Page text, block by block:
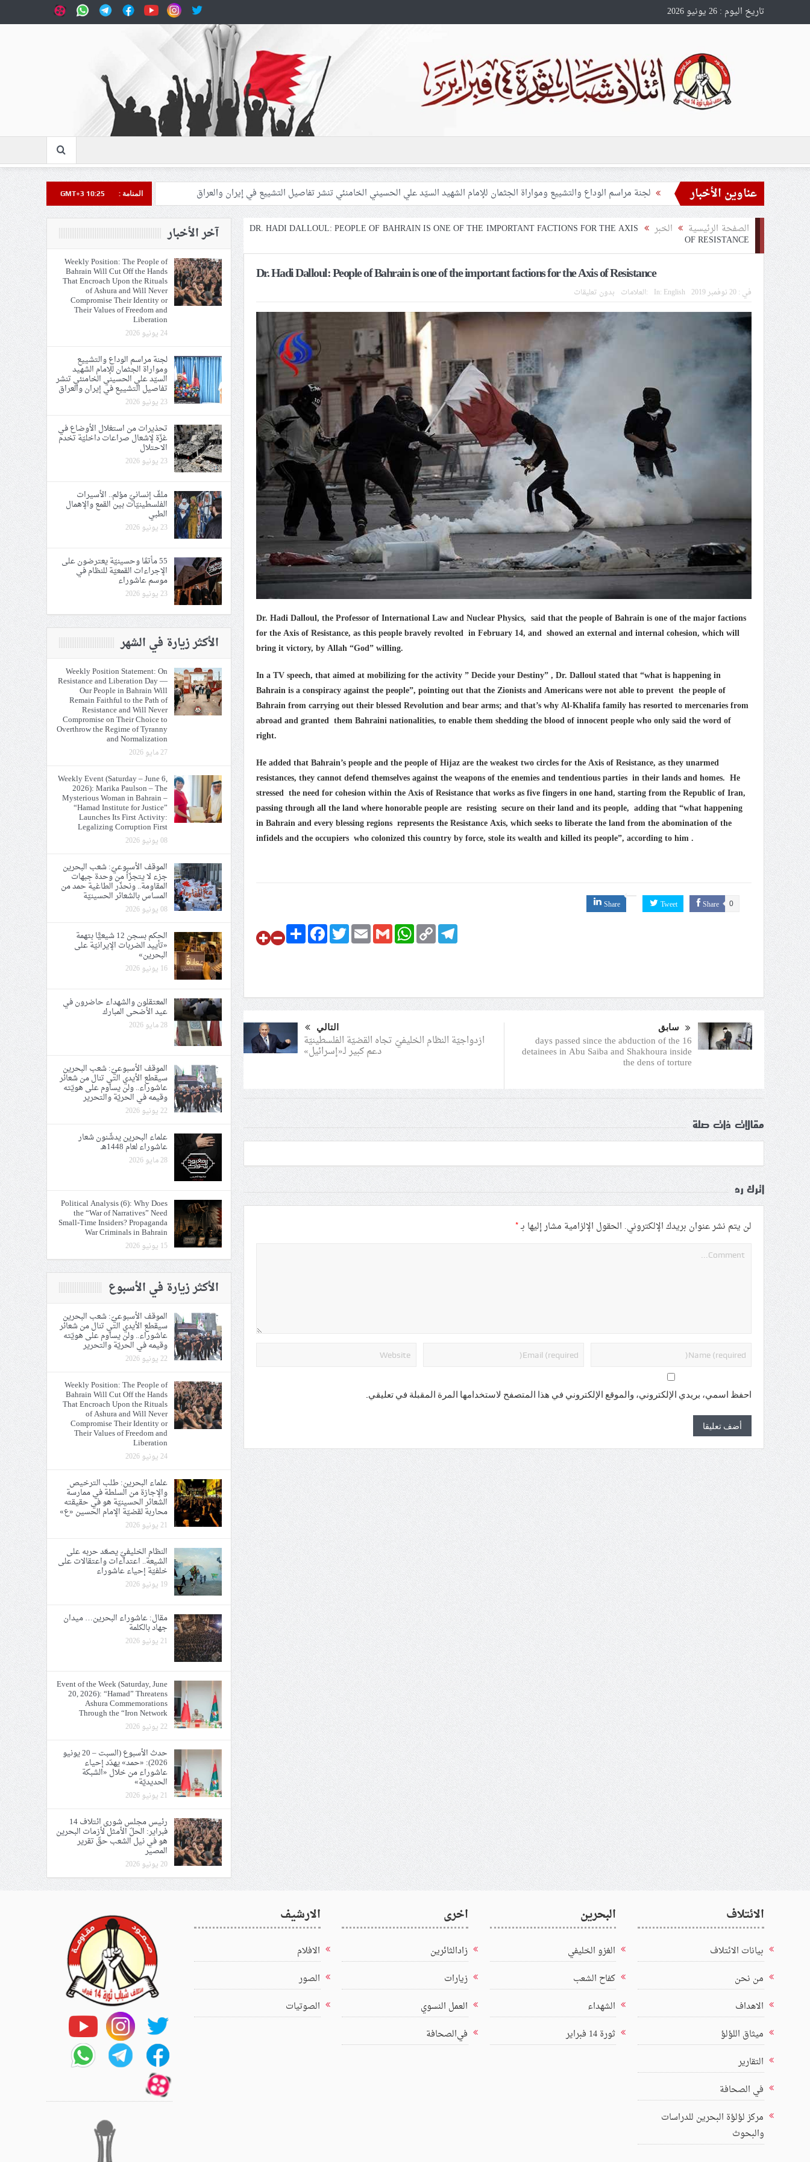
تاريخ اليوم : 26 يونيو 2026
عناوين الأخبار
تحذيرات من استغلال الأوضاع في غزّة لإشعال صراعات داخليّة تخدم الاحتلال
ملفّ إنسانيّ مؤلم.. الأسيرات الفلسطينيّات بين القمع والإهمال الطبي
الموقف الأسبوعيّ: شعب البحرين سيقطع الأيدي التي تنال من شعائر عاشوراء.. ولن يساوم على هويّته وقيمه في الحريّة والتحرير
مقال: عاشوراء البحرين… ميدان جهاد بالكلمة
الفقيه القائد قاسم: لن تقتلوا الحسين.. إنّ الحسين سيقتل طاغوتيّتكم
انطلاق المحادثات الإيرانيّة- الأمريكيّة في سويسرا
علماء البحرين: طلب الترخيص والإجازة من السلطة في ممارسة الشعائر الحسينيّة هو في حقيقته محاربة لقضيّة الإمام الحسين «ع»
لجنة مراسم الوداع والتشييع ومواراة الجثمان للإمام الشهيد السيّد علي الحسيني الخامنئي تنشر تفاصيل التشييع في إيران والعراق
GMT+3 10:25 المنامة :
الصفحة الرئيسية الخبر DR. HADI DALLOUL: PEOPLE OF BAHRAIN IS ONE OF THE IMPORTANT FACTIONS FOR THE AXIS
OF RESISTANCE
Dr. Hadi Dalloul: People of Bahrain is one of the important factions for the Axis of Resistance
في :20 نوفمبر 2019 In: English العلامات: بدون تعليقات
Dr. Hadi Dalloul, the Professor of International Law and Nuclear Physics, said that the people of Bahrain is one of the major factions
for the Axis of Resistance, as this people bravely revolted in February 14, and showed an external and internal cohesion, which will
bring it victory, by Allah “God” willing.
In a TV speech, that aimed at mobilizing for the activity ” Decide your Destiny” , Dr. Dalloul stated that “what is happening in
Bahrain is a conspiracy against the people”, pointing out that the Zionists and Americans were not able to prevent the people of
Bahrain from carrying out their blessed Revolution and bear arms; and that’s why Al-Khalifa family has resorted to mercenaries from
abroad and granted them Bahraini nationalities, to enable them shedding the blood of innocent people who only said the word of
right.
He added that Bahrain’s people and the people of Hijaz are the weakest two circles for the Axis of Resistance, as they unarmed
resistances, they cannot defend themselves against the weapons of the enemies and tendentious parties in their lands and homes. He
stressed the need for cohesion within the Axis of Resistance that works as five fingers in one hand, starting from the Republic of Iran,
passing through all the land where honorable people are resisting secure on their land and its people, adding that “what happening
in Bahrain and every blessing regions represents the Resistance Axis, which seeks to liberate the land from the abomination of the
infidels and the occupiers who colonized this country by force, stole its wealth and killed its people”, according to him .
Share 0
Tweet
Share
ShareFacebookTwitterEmailGmailWhatsApp
Copy
Link
Telegram
سابق
16 days passed since the abduction of the
detainees in Abu Saiba and Shakhoura inside
the dens of torture
التالي
ازدواجيّة النظام الخليفيّ تجاه القضيّة الفلسطينيّة
دعم كبير لـ«إسرائيل»
مقالات ذات صلة
اترك رد
لن يتم نشر عنوان بريدك الإلكتروني. الحقول الإلزامية مشار إليها بـ*
احفظ اسمي، بريدي الإلكتروني، والموقع الإلكتروني في هذا المتصفح لاستخدامها المرة المقبلة في تعليقي.
آخر الأخبار
Weekly Position: The People of
Bahrain Will Cut Off the Hands
That Encroach Upon the Rituals
of Ashura and Will Never
Compromise Their Identity or
Their Values of Freedom and
Liberation
24 يونيو 2026
لجنة مراسم الوداع والتشييع
ومواراة الجثمان للإمام الشهيد
السيّد علي الحسيني الخامنئي تنشر
تفاصيل التشييع في إيران والعراق
23 يونيو 2026
تحذيرات من استغلال الأوضاع في
غزّة لإشعال صراعات داخليّة تخدم
الاحتلال
23 يونيو 2026
ملفّ إنسانيّ مؤلم.. الأسيرات
الفلسطينيّات بين القمع والإهمال
الطبي
23 يونيو 2026
55 مأتمًا وحسينيّة يعترضون على
الإجراءات القمعيّة للنظام في
موسم عاشوراء
23 يونيو 2026
الأكثر زيارة في الشهر
Weekly Position Statement: On
Resistance and Liberation Day —
Our People in Bahrain Will
Remain Faithful to the Path of
Resistance and Will Never
Compromise on Their Choice to
Overthrow the Regime of Tyranny
and Normalization
27 مايو 2026
Weekly Event (Saturday – June 6,
2026): Marika Paulson – The
Mysterious Woman in Bahrain –
“Hamad Institute for Justice”
Launches Its First Activity:
Legalizing Corruption First
08 يونيو 2026
الموقف الأسبوعيّ: شعب البحرين
جزء لا يتجزّأ من وحدة جبهات
المقاومة.. ونحذّر الطاغية حمد من
المساس بالشعائر الحسينيّة
08 يونيو 2026
الحكم بسجن 12 شيعيًّا بتهمة
«تأييد الضربات الإيرانيّة على
البحرين»
16 يونيو 2026
المعتقلون والشهداء حاضرون في
عيد الأضحى المبارك
28 مايو 2026
الموقف الأسبوعيّ: شعب البحرين
سيقطع الأيدي التي تنال من شعائر
عاشوراء.. ولن يساوم على هويّته
وقيمه في الحريّة والتحرير
22 يونيو 2026
علماء البحرين يدشّنون شعار
عاشوراء لعام 1448هـ
28 مايو 2026
Political Analysis (6): Why Does
the “War of Narratives” Need
Small-Time Insiders? Propaganda
War Criminals in Bahrain
15 يونيو 2026
الأكثر زيارة في الأسبوع
الموقف الأسبوعيّ: شعب البحرين
سيقطع الأيدي التي تنال من شعائر
عاشوراء.. ولن يساوم على هويّته
وقيمه في الحريّة والتحرير
22 يونيو 2026
Weekly Position: The People of
Bahrain Will Cut Off the Hands
That Encroach Upon the Rituals
of Ashura and Will Never
Compromise Their Identity or
Their Values of Freedom and
Liberation
24 يونيو 2026
علماء البحرين: طلب الترخيص
والإجازة من السلطة في ممارسة
الشعائر الحسينيّة هو في حقيقته
محاربة لقضيّة الإمام الحسين «ع»
21 يونيو 2026
النظام الخليفيّ يصعّد حربه على
الشيعة.. اعتداءات واعتقالات على
خلفيّة إحياء عاشوراء
19 يونيو 2026
مقال: عاشوراء البحرين… ميدان
جهاد بالكلمة
21 يونيو 2026
Event of the Week (Saturday, June
20, 2026): “Hamad” Threatens
Ashura Commemorations
Through the “Iron Network
22 يونيو 2026
حدث الأسبوع (السبت – 20 يونيو
2026): «حمد» يهدّد إحياء
عاشوراء من خلال «الشبكة
الحديديّة»
21 يونيو 2026
رئيس مجلس شورى ائتلاف 14
فبراير: الحلّ الأمثل لأزمات البحرين
هو في نيل الشعب حقّ تقرير
المصير
20 يونيو 2026
الائتلاف
بيانات الائتلاف
من نحن
الاهداف
ميثاق اللؤلؤ
التقارير
في الصحافة
مركز لؤلؤة البحرين للدراسات
والبحوث
البحرين
الغزو الخليفي
كفاح الشعب
الشهداء
ثورة 14 فبراير
اخرى
زادالثائرين
زيارات
العمل النسوي
في‌الصحافة
الارشيف
الافلام
الصور
الصوتيات